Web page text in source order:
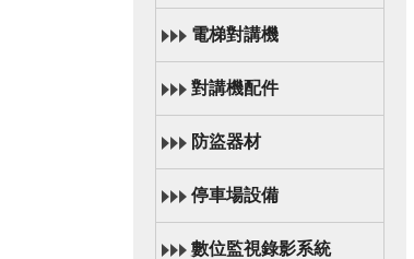
電梯對講機
對講機配件
防盜器材
停車場設備
數位監視錄影系統